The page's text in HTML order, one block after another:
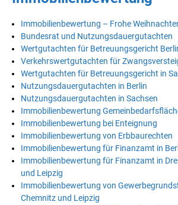
Immobilienbewertung – Frohe
Bundesrat und Nutzungsdauergutachten
Wertgutachten für Betreuungsgericht
Verkehrswertgutachten für
Wertgutachten für Betreuungsgericht in
Nutzungsdauergutachten in Berlin
Nutzungsdauergutachten in Sachsen
Immobilienbewertung
Immobilienbewertung bei Enteignung
Immobilienbewertung von Erbbaurechten
Immobilienbewertung für Finanzamt in
Immobilienbewertung für Finanzamt in
und Leipzig
Immobilienbewertung von
Chemnitz und Leipzig